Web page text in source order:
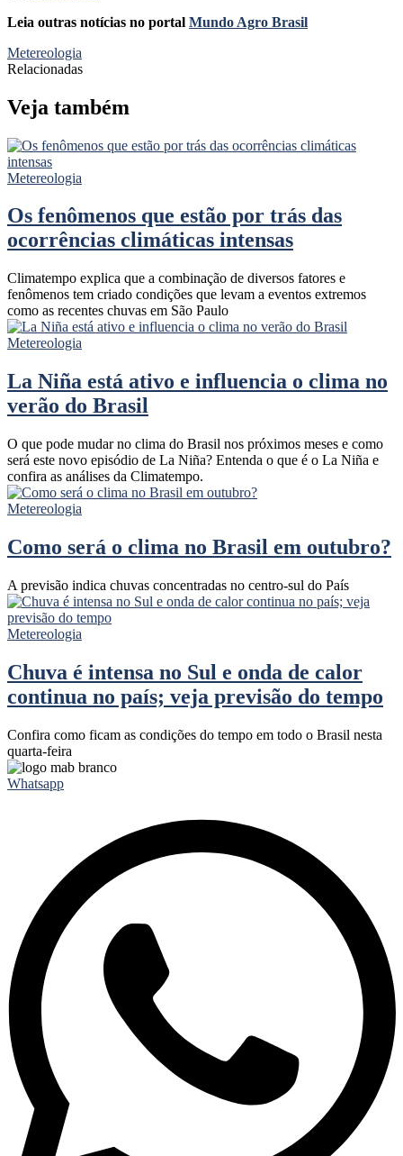
Leia outras notícias no portal Mundo Agro Brasil
Metereologia
Relacionadas
Veja também
Metereologia
Os fenômenos que estão por trás das
ocorrências climáticas intensas
Climatempo explica que a combinação de diversos fatores e
fenômenos tem criado condições que levam a eventos extremos
como as recentes chuvas em São Paulo
Metereologia
La Niña está ativo e influencia o clima no
verão do Brasil
O que pode mudar no clima do Brasil nos próximos meses e como
será este novo episódio de La Niña? Entenda o que é o La Niña e
confira as análises da Climatempo.
Metereologia
Como será o clima no Brasil em outubro?
A previsão indica chuvas concentradas no centro-sul do País
Metereologia
Chuva é intensa no Sul e onda de calor
continua no país; veja previsão do tempo
Confira como ficam as condições do tempo em todo o Brasil nesta
quarta-feira
Whatsapp